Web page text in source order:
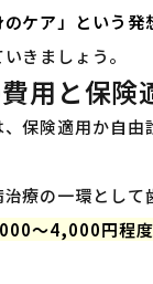
のケア」という発
きましょう。
用と保険
保険適用か自由
療の一環として
〜4,000円程